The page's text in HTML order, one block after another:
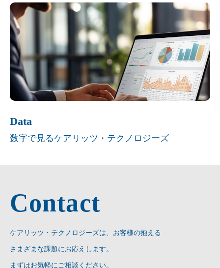
Data
数字で見るケアリッツ・テクノロジーズ
Contact
ケアリッツ・テクノロジーズは、お客様の抱える
さまざまな課題にお応えします。
まずはお気軽にご相談ください。